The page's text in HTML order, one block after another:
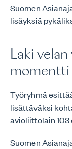
Suomen
lisäyksiä
Laki velan
momentti
Työryhmä
lisättäväksi
avioliittolain
Suomen